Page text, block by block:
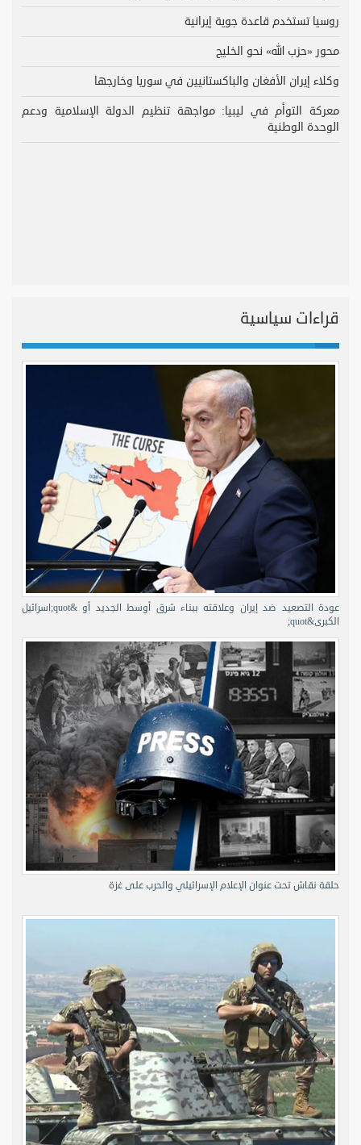
روسيا تستخدم قاعدة جوية إيرانية
محور «حزب الله» نحو الخليج
وكلاء إيران الأفغان والباكستانيين في سوريا وخارجها
معركة التوأم في ليبيا: مواجهة تنظيم الدولة الإسلامية ودعم
الوحدة الوطنية
قراءات سياسية
عودة التصعيد ضد إيران وعلاقته ببناء شرق أوسط الجديد أو &quot;اسرائيل
الكبرى&quot;
حلقة نقاش تحت عنوان الإعلام الإسرائيلي والحرب على غزة